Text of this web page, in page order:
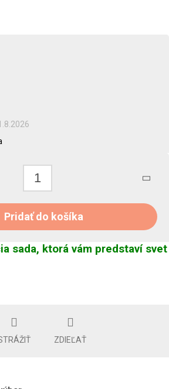
Pridať do košíka
sada, ktorá vám predstaví svet
ZDIEĽAŤ